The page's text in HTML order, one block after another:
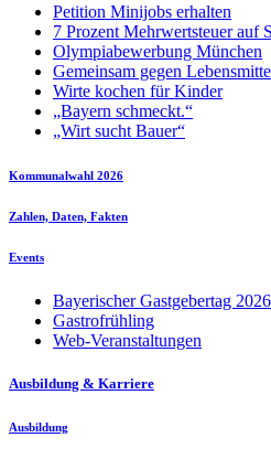
Petition Minijobs erhalten
7 Prozent Mehrwertsteuer auf
Olympiabewerbung München
Gemeinsam gegen
Wirte kochen für Kinder
„Bayern schmeckt.“
„Wirt sucht Bauer“
Kommunalwahl 2026
Zahlen, Daten, Fakten
Events
Bayerischer Gastgebertag 2026
Gastrofrühling
Web-Veranstaltungen
Ausbildung & Karriere
Ausbildung